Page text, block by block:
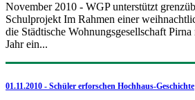
November 2010 - WGP unterstützt
Schulprojekt Im Rahmen einer
die Städtische Wohnungsgesellschaft
Jahr ein...
01.11.2010 - Schüler erforschen Hochhaus-Geschichte